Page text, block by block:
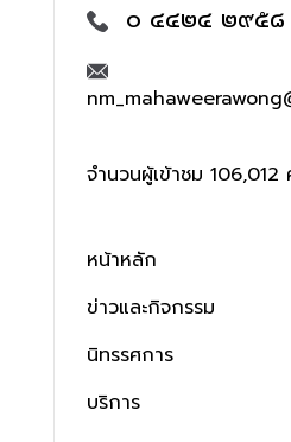
๐ ๔๔๒๔ ๒๙๕๘
จำนวนผู้เข้าชม 106,012
หน้าหลัก
ข่าวและกิจกรรม
นิทรรศการ
บริการ